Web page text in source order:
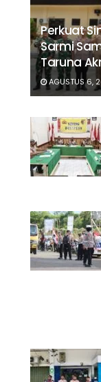
Perkuat
Sarmi
Taruna
AGUSTUS 6,